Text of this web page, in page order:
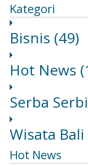
Kategori
Bisnis (49)
Hot News
Serba Serbi
Wisata Bali
Hot News